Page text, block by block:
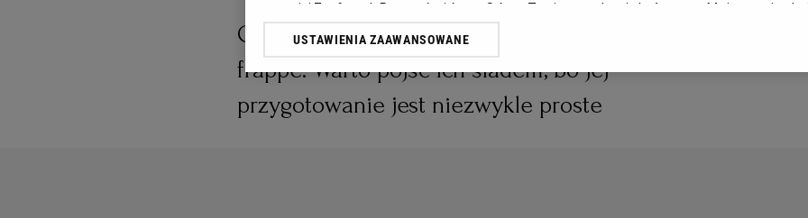
Grecy w letnie upały chłodzą się zimną kawą
frappé. Warto pójść ich śladem, bo jej
przygotowanie jest niezwykle proste
z o. o. jej Zaufanych Partnerów i Agora S.A. na Twoim urządzeniu końcowym. Możesz też w
swoje preferencje dot. plików cookie, ponownie wywołując narzędzie do zarządzania Twoimi
przetwarzania danych poprzez odnośnik „Ustawienia prywatności” w stopce serwisu i
My, nasi Zaufani Partnerzy i Agora S.A. możemy przetwarzać dane osobowe w następujących
USTAWIENIA ZAAWANSOWANE